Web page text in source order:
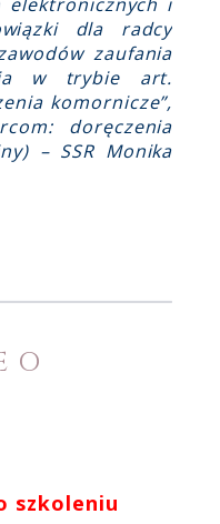
dla radcy
zaufania
w trybie art.
komornicze”,
doręczenia
– SSR Monika
O
szkoleniu